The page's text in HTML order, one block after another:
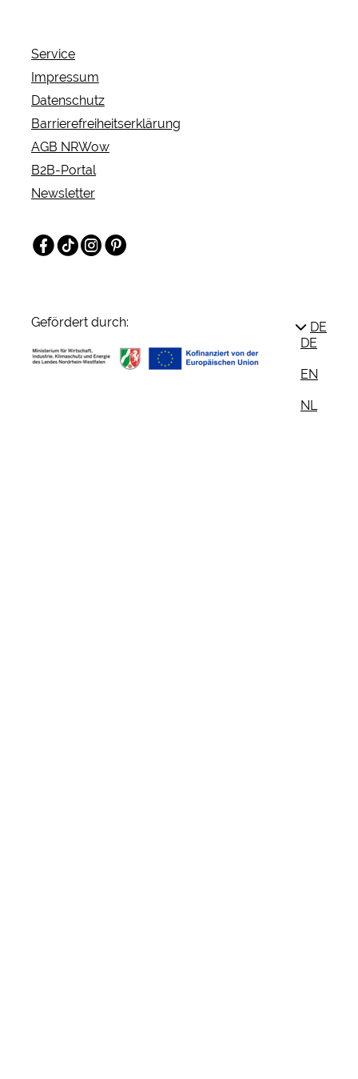
Service
Impressum
Datenschutz
Barrierefreiheitserklärung
AGB NRWow
B2B-Portal
Newsletter
Facebook
TikTokInstagramPinterest
Gefördert durch:
DE
DE
EN
NL